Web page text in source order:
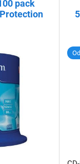
pack